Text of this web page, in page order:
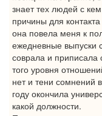
знает тех людей с
причины для
она повела меня к
ежедневные выпуски
соврала и приписала
того уровня
нет и тени сомнений
году окончила
какой должности.